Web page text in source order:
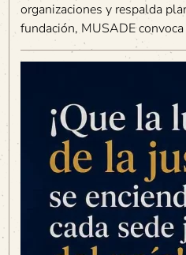
organizaciones y respalda
fundación, MUSADE